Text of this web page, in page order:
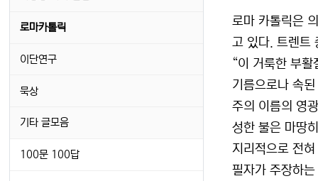
로마 카톨릭은
고 있다. 트렌트
“이 거룩한 부
기름으로나 속
주의 이름의 영
성한 불은 마땅
지리적으로 전
필자가 주장하
로마카톨릭
이단연구
묵상
기타 글모음
100문 100답